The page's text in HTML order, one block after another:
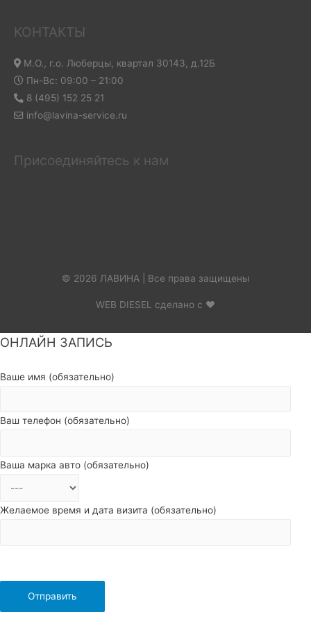
КОНТАКТЫ
М.О., г.о. Люберцы, квартал 30143, д.12Б
Пн-Вс: 09:00 – 21:00
8 (495) 152 25 21
info@lavina-service.ru
Присоединяйтесь к нам
© 2026 ЛАВИНА | Все права защищены
WEB DIESEL сделано с ❤
Пролистать
ОНЛАЙН ЗАПИСЬ
Ваше имя (обязательно)
Ваш телефон (обязательно)
Ваша марка авто (обязательно)
Желаемое время и дата визита (обязательно)